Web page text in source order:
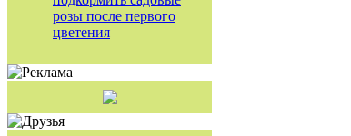
розы после первого
цветения